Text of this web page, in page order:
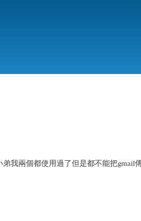
弟我兩個都使用過了但是都不能把gmail